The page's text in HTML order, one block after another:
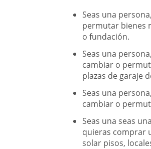
Seas una
permutar bienes
o fundación.
Seas una
cambiar o
plazas de garaje
Seas una
cambiar o
Seas una seas
quieras comprar
solar pisos,